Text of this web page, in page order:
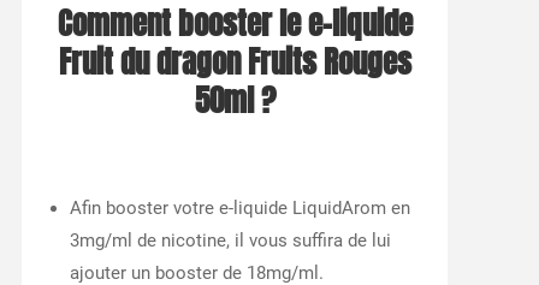
Comment booster le e-liquide
Fruit du dragon Fruits Rouges
50ml ?
Afin booster votre e-liquide LiquidArom en
3mg/ml de nicotine, il vous suffira de lui
ajouter un booster de 18mg/ml.